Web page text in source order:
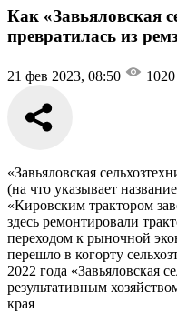
Как «Завьяловская
превратилась из
21 фев 2023, 08:50 1020
«Завьяловская
(на что указывает
«Кировским трактором
здесь ремонтировали
переходом к рыночной
перешло в когорту
2022 года «Завьяловская
результативным
края